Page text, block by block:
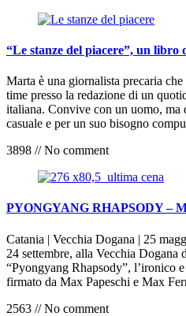
“Le stanze del piacere”, un libro
Marta è una giornalista precaria
time presso la redazione di un
italiana. Convive con un uomo, ma
casuale e per un suo bisogno
3898 // No comment
PYONGYANG RHAPSODY –
Catania | Vecchia Dogana | 25
24 settembre, alla Vecchia Dogana
“Pyongyang Rhapsody”, l’ironico
firmato da Max Papeschi e Max
2563 // No comment